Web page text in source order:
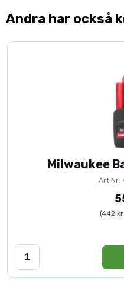
Andra har också
Milwaukee
Art.Nr:
(442